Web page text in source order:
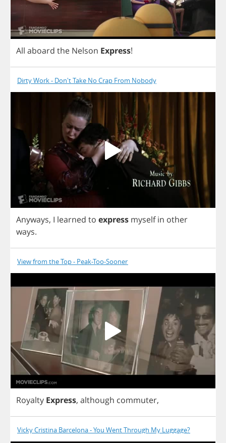
All aboard the Nelson Express!
Dirty Work - Don't Take No Crap From Nobody
Anyways, I learned to express myself in other
ways.
View from the Top - Peak-Too-Sooner
Royalty Express, although commuter,
Vicky Cristina Barcelona - You Went Through My Luggage?